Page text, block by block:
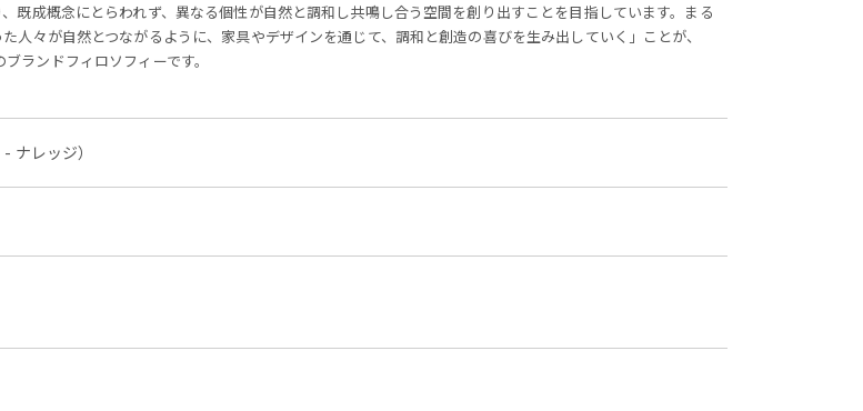
既成概念にとらわれず、異なる個性が自然と調和し共鳴し合う空間を創り出すことを目指しています。まる
人々が自然とつながるように、家具やデザインを通じて、調和と創造の喜びを生み出していく」ことが、
ブランドフィロソフィーです。
ナレッジ）